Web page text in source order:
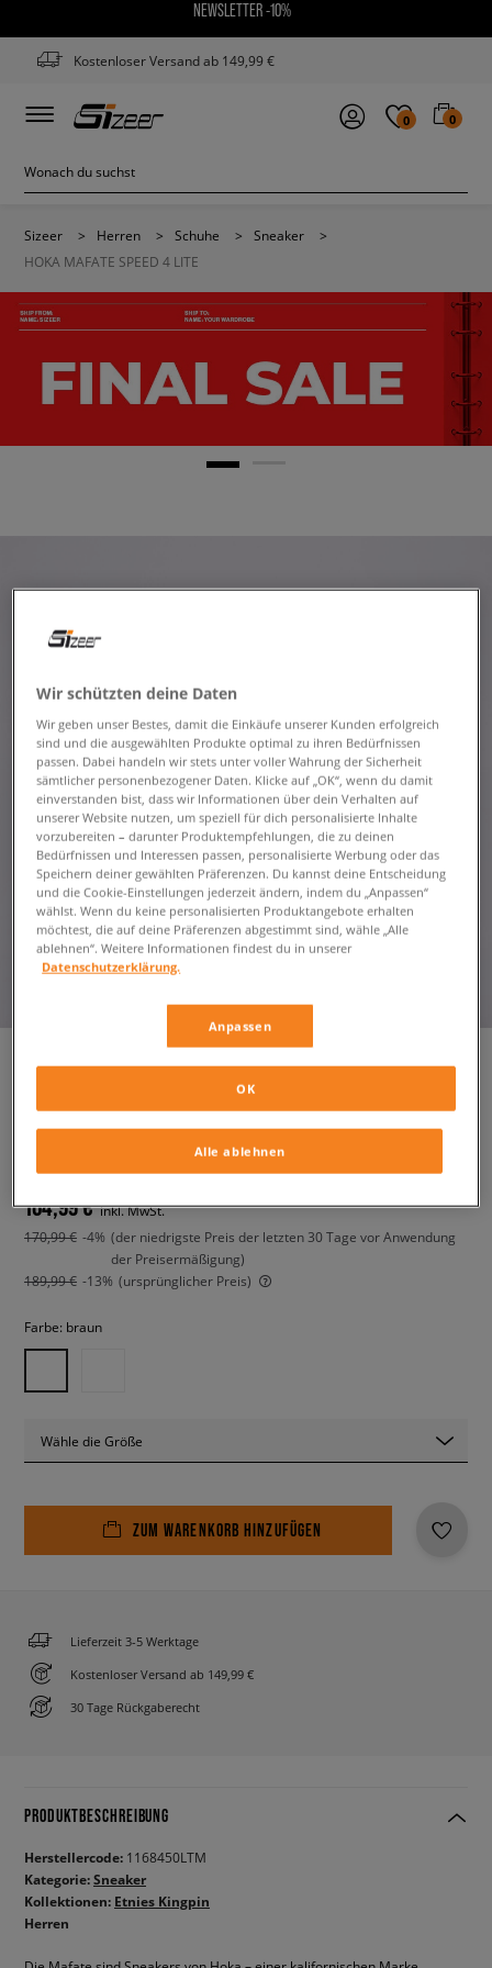
NEWSLETTER -10%
Kostenloser Versand ab 149,99 €
0 0
Sizeer > Herren > Schuhe > Sneaker
>
HOKA MAFATE SPEED 4 LITE
HOKA MAFATE SPEED 4 LITE
herren, sneaker
164,99 € inkl. MwSt.
170,99 € -4% (der niedrigste Preis der letzten 30 Tage vor Anwendung
der Preisermäßigung)
189,99 € -13% (ursprünglicher Preis)
Farbe: braun
Wähle die Größe
ZUM WARENKORB HINZUFÜGEN
Lieferzeit 3-5 Werktage
Kostenloser Versand ab 149,99 €
30 Tage Rückgaberecht
PRODUKTBESCHREIBUNG
Herstellercode: 1168450LTM
Kategorie:Sneaker
Kollektionen: Etnies Kingpin
Herren
Wir schützten deine Daten
Wir geben unser Bestes, damit die Einkäufe unserer Kunden erfolgreich
sind und die ausgewählten Produkte optimal zu ihren Bedürfnissen
passen. Dabei handeln wir stets unter voller Wahrung der Sicherheit
sämtlicher personenbezogener Daten. Klicke auf „OK“, wenn du damit
einverstanden bist, dass wir Informationen über dein Verhalten auf
unserer Website nutzen, um speziell für dich personalisierte Inhalte
vorzubereiten – darunter Produktempfehlungen, die zu deinen
Bedürfnissen und Interessen passen, personalisierte Werbung oder das
Speichern deiner gewählten Präferenzen. Du kannst deine Entscheidung
und die Cookie-Einstellungen jederzeit ändern, indem du „Anpassen“
wählst. Wenn du keine personalisierten Produktangebote erhalten
möchtest, die auf deine Präferenzen abgestimmt sind, wähle „Alle
ablehnen“. Weitere Informationen findest du in unserer
Datenschutzerklärung.
Anpassen
Alle ablehnen
OK